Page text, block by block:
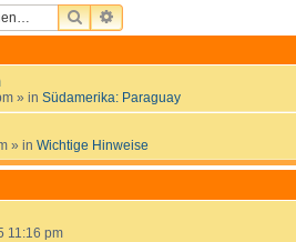
SUCHEERWEITERTE SUCHE
» in Südamerika: Paraguay
» in Wichtige Hinweise
11:16 pm